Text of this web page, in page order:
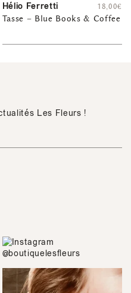
Hélio Ferretti
Tasse – Blue Books & Coffee
18,00€
Les Fleurs !